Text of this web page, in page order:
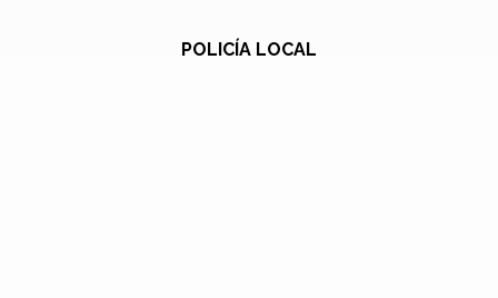
POLICÍA LOCAL